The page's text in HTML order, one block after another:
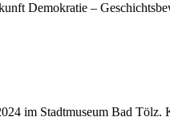
Demokratie –
im Stadtmuseum Bad Tölz.